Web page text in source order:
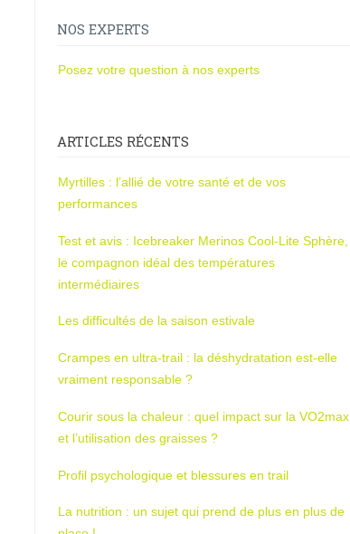
NOS EXPERTS
Posez votre question à nos experts
ARTICLES RÉCENTS
Myrtilles : l’allié de votre santé et de vos
performances
Test et avis : Icebreaker Merinos Cool-Lite Sphère,
le compagnon idéal des températures
intermédiaires
Les difficultés de la saison estivale
Crampes en ultra-trail : la déshydratation est-elle
vraiment responsable ?
Courir sous la chaleur : quel impact sur la VO2max
et l’utilisation des graisses ?
Profil psychologique et blessures en trail
La nutrition : un sujet qui prend de plus en plus de